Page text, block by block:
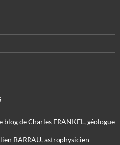
blog de Charles FRANKEL, géologue
BARRAU, astrophysicien